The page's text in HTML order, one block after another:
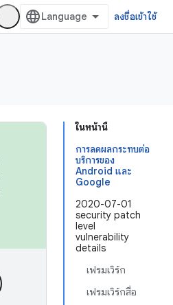
ลงชื่อเข้าใช้
ในหน้านี้
การลดผลกระทบต่อ
บริการของ
Android และ
Google
2020-07-01
security patch
level
vulnerability
details
เฟรมเวิร์ก
เฟรมเวิร์กสื่อ